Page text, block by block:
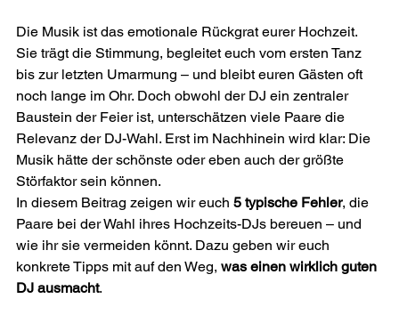
Die Musik ist das emotionale Rückgrat eurer Hochzeit.
Sie trägt die Stimmung, begleitet euch vom ersten Tanz
bis zur letzten Umarmung – und bleibt euren Gästen oft
noch lange im Ohr. Doch obwohl der DJ ein zentraler
Baustein der Feier ist, unterschätzen viele Paare die
Relevanz der DJ-Wahl. Erst im Nachhinein wird klar: Die
Musik hätte der schönste oder eben auch der größte
Störfaktor sein können.
In diesem Beitrag zeigen wir euch 5 typische Fehler, die
Paare bei der Wahl ihres Hochzeits-DJs bereuen – und
wie ihr sie vermeiden könnt. Dazu geben wir euch
konkrete Tipps mit auf den Weg, was einen wirklich guten
DJ ausmacht.